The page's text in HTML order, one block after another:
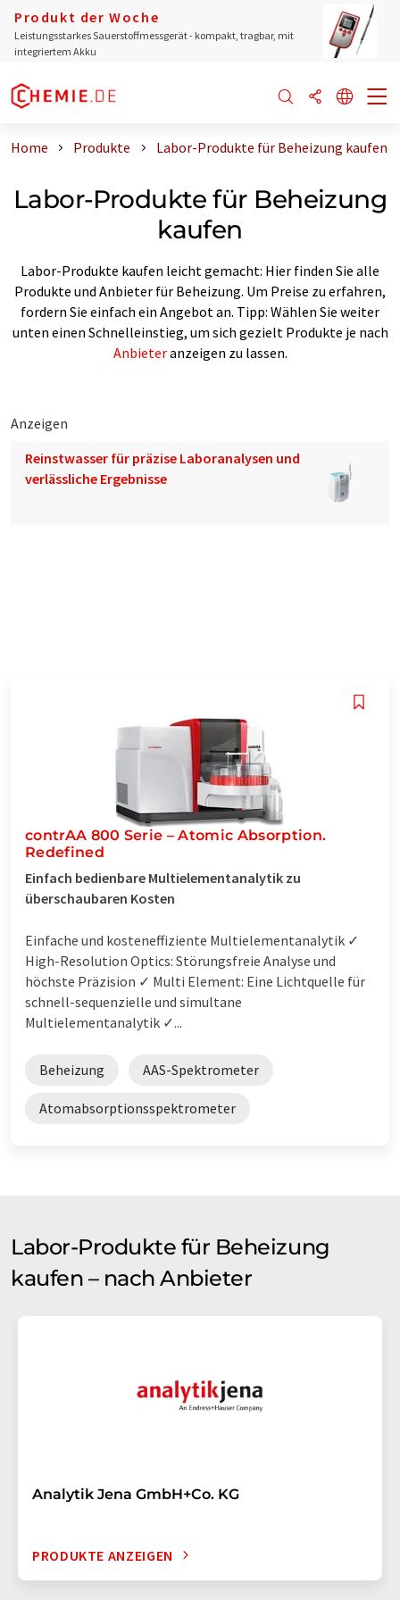
Produkt der Woche
Leistungsstarkes Sauerstoffmessgerät - kompakt, tragbar, mit
integriertem Akku
Home Produkte Labor-Produkte für Beheizung kaufen
Labor-Produkte für Beheizung
kaufen
Labor-Produkte kaufen leicht gemacht: Hier finden Sie alle
Produkte und Anbieter für Beheizung. Um Preise zu erfahren,
fordern Sie einfach ein Angebot an. Tipp: Wählen Sie weiter
unten einen Schnelleinstieg, um sich gezielt Produkte je nach
Anbieteranzeigen zu lassen.
Anzeigen
Reinstwasser für präzise Laboranalysen und
verlässliche Ergebnisse
contrAA 800 Serie – Atomic Absorption.
Redefined
Einfach bedienbare Multielementanalytik zu
überschaubaren Kosten
Einfache und kosteneffiziente Multielementanalytik ✓
High-Resolution Optics: Störungsfreie Analyse und
höchste Präzision ✓ Multi Element: Eine Lichtquelle für
schnell-sequenzielle und simultane
Multielementanalytik ✓...
Beheizung AAS-Spektrometer
Atomabsorptionsspektrometer
Labor-Produkte für Beheizung
kaufen – nach Anbieter
Analytik Jena GmbH+Co. KG
PRODUKTE ANZEIGEN